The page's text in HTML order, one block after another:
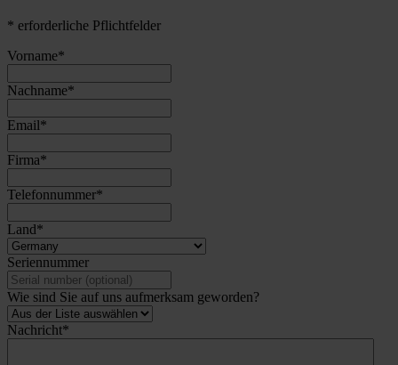
* erforderliche Pflichtfelder
Vorname*
Nachname*
Email*
Firma*
Telefonnummer*
Land*
Seriennummer
Wie sind Sie auf uns aufmerksam geworden?
Nachricht*